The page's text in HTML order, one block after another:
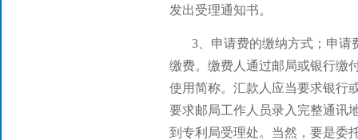
发出受理通知书。
3、申请费的缴纳方式；申
缴费。缴费人通过邮局或银行缴
使用简称。汇款人应当要求银行
要求邮局工作人员录入完整通讯
到专利局受理处。当然，要是委